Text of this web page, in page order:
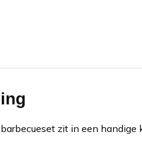
zit in een